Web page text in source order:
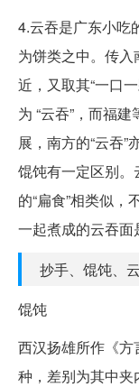
4.云吞是广东小吃
为饼类之中。传入
近，又取其“一口
为 “云吞”，而福
展，南方的“云吞
馄饨有一定区别。
的“扁食”相类似
一起煮成的云吞面
抄手、馄饨、
馄饨
西汉扬雄所作《方
种，差别为其中夹